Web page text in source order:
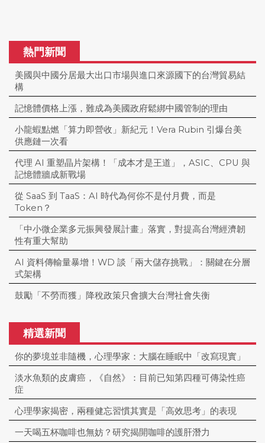
熱門新聞
美國與中國分居最大出口市場與進口來源國下的台灣貿易結
構
記憶體價格上漲，難成為美國政府鬆綁中國管制的理由
小龍蝦點燃「算力即營收」新紀元！Vera Rubin 引爆台美
供應鏈一次看
代理 AI 重塑晶片架構！「成本才是王道」，ASIC、CPU 與
記憶體牆成新戰場
從 SaaS 到 TaaS：AI 時代為何你不是付月費，而是
Token？
「中小微企業多元振興發展計畫」落實，對提高台灣經濟韌
性有重大幫助
AI 資料傳輸量暴增！WD 談「兩大儲存挑戰」：關鍵在分層
式架構
鼓勵「不勞而獲」降稅政策只會擴大台灣社會失衡
精選新聞
你的夢境並非隨機，心理學家：大腦在睡眠中「改寫現實」
淡水魚類的皮膚癌，《自然》：目前已知第四種可傳染性癌
症
心理學家揭密，兩種健忘習慣其實是「高效思考」的表現
一天喝五杯咖啡也無妨？研究揭開咖啡的護肝潛力